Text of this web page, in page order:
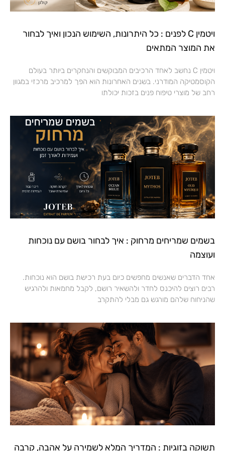
ויטמין C לפנים : כל היתרונות, השימוש הנכון ואיך לבחור
את המוצר המתאים
ויטמין C נחשב לאחד הרכיבים המבוקשים והנחקרים ביותר בעולם
הקוסמטיקה המודרני. בשנים האחרונות הוא הפך למרכיב מרכזי במגוון
רחב של מוצרי טיפוח פנים בזכות יכולתו
בשמים שמריחים מרחוק : איך לבחור בושם עם נוכחות
ועוצמה
אחד הדברים שאנשים מחפשים כיום בעת רכישת בושם הוא נוכחות.
רבים רוצים להיכנס לחדר ולהשאיר רושם, לקבל מחמאות ולהרגיש
שהניחוח שלהם מורגש גם מבלי להתקרב
תשוקה בזוגיות : המדריך המלא לשמירה על אהבה, קרבה